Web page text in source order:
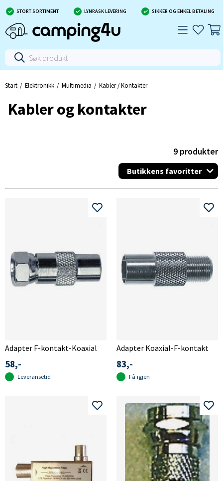
STORT SORTIMENT LYNRASK LEVERING SIKKER OG ENKEL BETALING
Start Elektronikk Multimedia Kabler / Kontakter
Kabler og kontakter
9 produkter
Butikkens favoritter
Adapter F-kontakt-Koaxial
58,-
Leveransetid
Adapter Koaxial-F-kontakt
83,-
Få igjen